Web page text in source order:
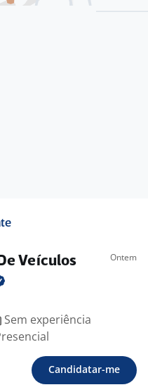
Veículos Ontem
Sem experiência
Candidatar-me